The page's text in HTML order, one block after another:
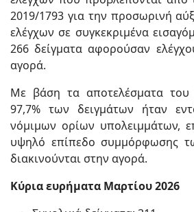
2019/1793 για την προσωρινή
ελέγχων σε συγκεκριμένα
266 δείγματα αφορούσαν
αγορά.
Με βάση τα αποτελέσματα
97,7% των δειγμάτων ήταν
νόμιμων ορίων υπολειμμάτων,
υψηλό επίπεδο συμμόρφωσης
διακινούνται στην αγορά.
Κύρια ευρήματα Μαρτίου 2026